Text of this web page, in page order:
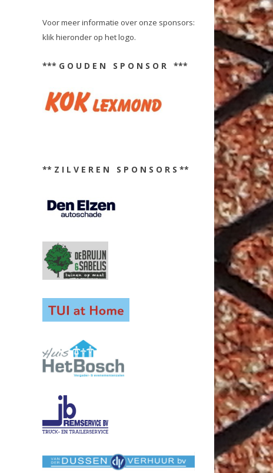
Voor meer informatie over onze sponsors:
klik hieronder op het logo.
*** G O U D E N S P O N S O R ***
** Z I L V E R E N S P O N S O R S **